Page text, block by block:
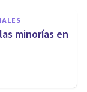
minorías en